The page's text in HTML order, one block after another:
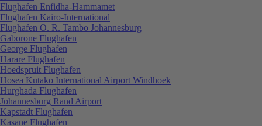
Flughafen Enfidha-Hammamet
Flughafen Kairo-International
Flughafen O. R. Tambo Johannesburg
Gaborone Flughafen
George Flughafen
Harare Flughafen
Hoedspruit Flughafen
Hosea Kutako International Airport Windhoek
Hurghada Flughafen
Johannesburg Rand Airport
Kapstadt Flughafen
Kasane Flughafen